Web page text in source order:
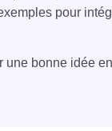
pour
bonne idée